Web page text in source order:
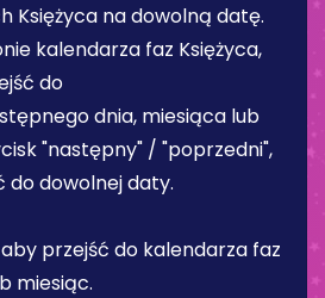
Księżyca na dowolną datę.
kalendarza faz Księżyca,
do
dnia, miesiąca lub
"następny" / "poprzedni",
do dowolnej daty.
aby przejść do kalendarza faz
miesiąc.